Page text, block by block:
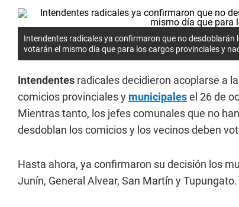
Intendentes radicales ya confirmaron que no desdoblarán
votarán el mismo día que para los cargos provinciales y
Intendentes radicales decidieron acoplarse a la
comicios provinciales y municipalesel 26 de
Mientras tanto, los jefes comunales que no
desdoblan los comicios y los vecinos deben
Hasta ahora, ya confirmaron su decisión los
Junín, General Alvear, San Martín y Tupungato.